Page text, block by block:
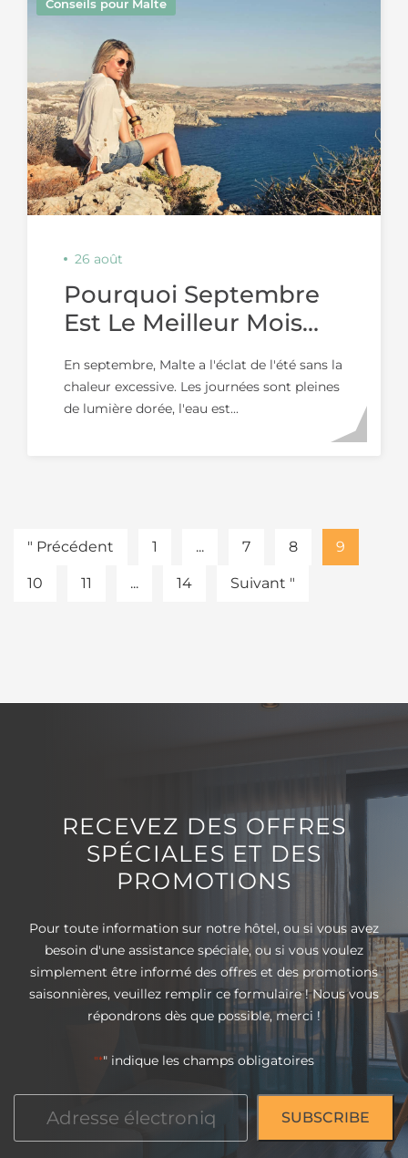
Conseils pour Malte
26 août
Pourquoi Septembre
Est Le Meilleur Mois
En septembre, Malte a l'éclat de l'été sans la
chaleur excessive. Les journées sont pleines
de lumière dorée, l'eau est...
" Précédent 1 ... 7 8 9
10 11 ... 14 Suivant "
RECEVEZ DES OFFRES
SPÉCIALES ET DES
PROMOTIONS
Pour toute information sur notre hôtel, ou si vous avez
besoin d'une assistance spéciale, ou si vous voulez
simplement être informé des offres et des promotions
saisonnières, veuillez remplir ce formulaire ! Nous vous
répondrons dès que possible, merci !
"*" indique les champs obligatoires